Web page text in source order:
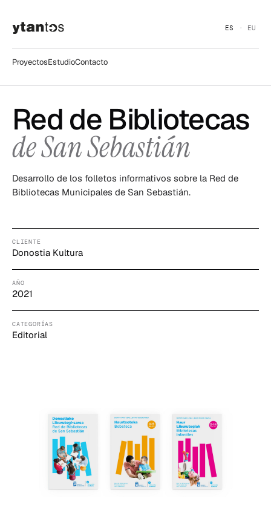
ProyectosEstudioContacto
ES EU
Red de Bibliotecas
de San Sebastián
Desarrollo de los folletos informativos sobre la Red de
Bibliotecas Municipales de San Sebastián.
CLIENTE
Donostia Kultura
AÑO
2021
CATEGORÍAS
Editorial